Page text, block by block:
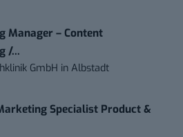
Manager – Content
/...
GmbH inAlbstadt
Specialist Product &